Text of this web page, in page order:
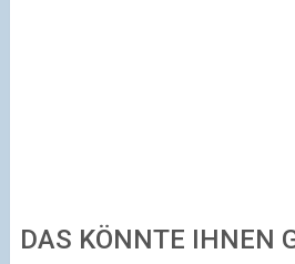
DAS KÖNNTE IHNEN